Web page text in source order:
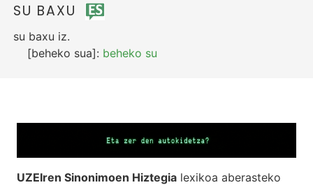
SU BAXU
su baxu iz.
[beheko sua]: beheko su
UZEIren Sinonimoen Hiztegia lexikoa aberasteko